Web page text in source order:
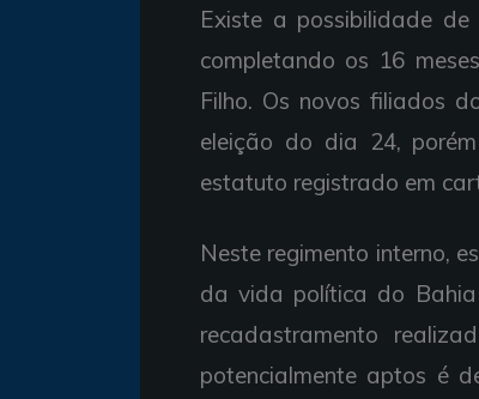
Existe a possibilidade
completando os 16
Filho. Os novos filiados
eleição do dia 24,
estatuto registrado em
Neste regimento interno,
da vida política do
recadastramento
potencialmente aptos é